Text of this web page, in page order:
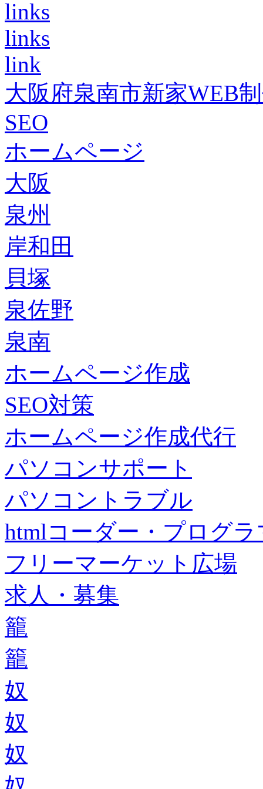
links
links
link
大阪府泉南市新家WEB
SEO
ホームページ
大阪
泉州
岸和田
貝塚
泉佐野
泉南
ホームページ作成
SEO対策
ホームページ作成代行
パソコンサポート
パソコントラブル
htmlコーダー・プログラ
フリーマーケット広場
求人・募集
籠
籠
奴
奴
奴